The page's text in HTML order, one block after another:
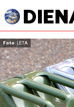
Foto: LETA